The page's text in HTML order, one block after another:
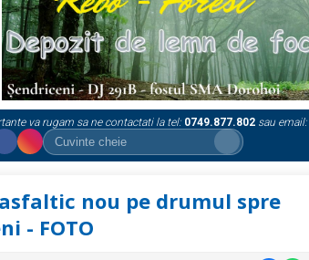
va rugam sa ne contactati la tel: 0749.877.802 sau email:
nou pe drumul spre
- FOTO